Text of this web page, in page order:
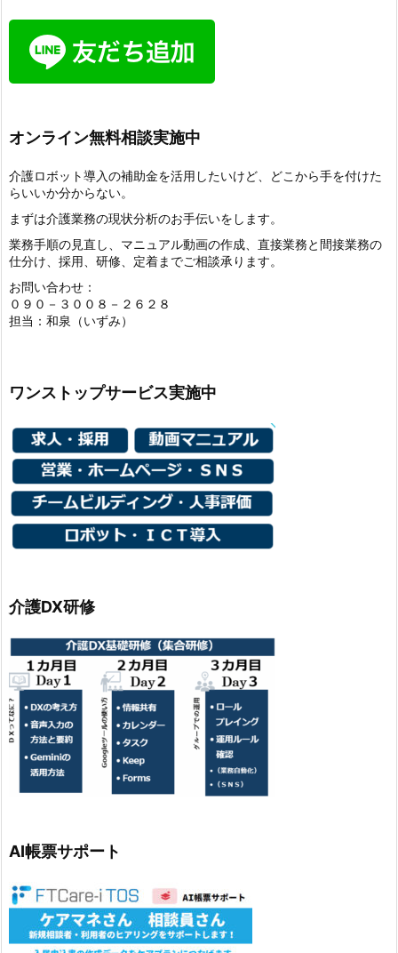
オンライン無料相談実施中
介護ロボット導入の補助金を活用したいけど、どこから手を付けた
らいいか分からない。
まずは介護業務の現状分析のお手伝いをします。
業務手順の見直し、マニュアル動画の作成、直接業務と間接業務の
仕分け、採用、研修、定着までご相談承ります。
お問い合わせ：
０９０－３００８－２６２８
担当：和泉（いずみ）
ワンストップサービス実施中
介護DX研修
AI帳票サポート